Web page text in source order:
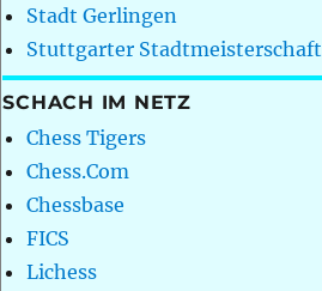
Stadt Gerlingen
Stuttgarter Stadtmeisterschaft
SCHACH IM NETZ
Chess Tigers
Chess.Com
Chessbase
FICS
Lichess